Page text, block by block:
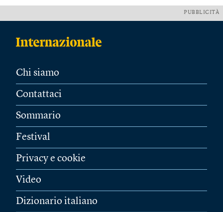
PUBBLICITÀ
Chi siamo
Contattaci
Sommario
Festival
Privacy e cookie
Video
Dizionario italiano